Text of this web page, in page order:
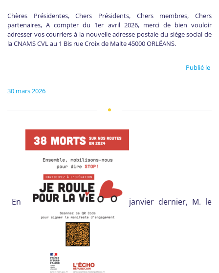
Chères Présidentes, Chers Présidents, Chers membres, Chers
partenaires, A compter du 1er avril 2026, merci de bien vouloir
adresser vos courriers à la nouvelle adresse postale du siège social de
la CNAMS CVL au 1 Bis rue Croix de Malte 45000 ORLÉANS.
Publié le
30 mars 2026
En janvier dernier, M. le